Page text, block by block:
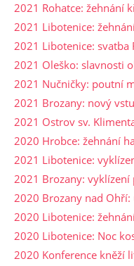
2021 Rohatce: žehnání
2021 Libotenice:
2021 Libotenice: svatba
2021 Oleško: slavnosti
2021 Nučničky: poutní
2021 Brozany: nový
2021 Ostrov sv.
2020 Hrobce: žehnání
2021 Libotenice:
2021 Brozany: vyklízení
2020 Brozany nad
2020 Libotenice:
2020 Libotenice: Noc
2020 Konference kněží